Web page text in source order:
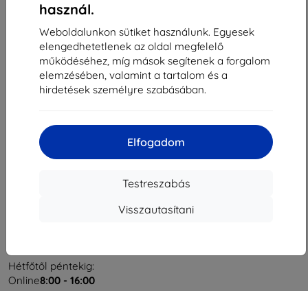
használ.
Weboldalunkon sütiket használunk. Egyesek
elengedhetetlenek az oldal megfelelő
működéséhez, míg mások segítenek a forgalom
elemzésében, valamint a tartalom és a
hirdetések személyre szabásában.
Elfogadom
Testreszabás
Visszautasítani
Shield-Sk s.r.o.
Rudolf Mocka utca 3750/2A
Cégjegyzékszám:46701494
ÁFA-azonosító:
SK2023549671
Hétfőtől péntekig:
Online8:00 - 16:00